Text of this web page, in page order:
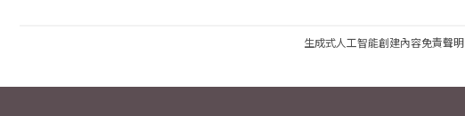
生成式人工智能創建內容免責聲明